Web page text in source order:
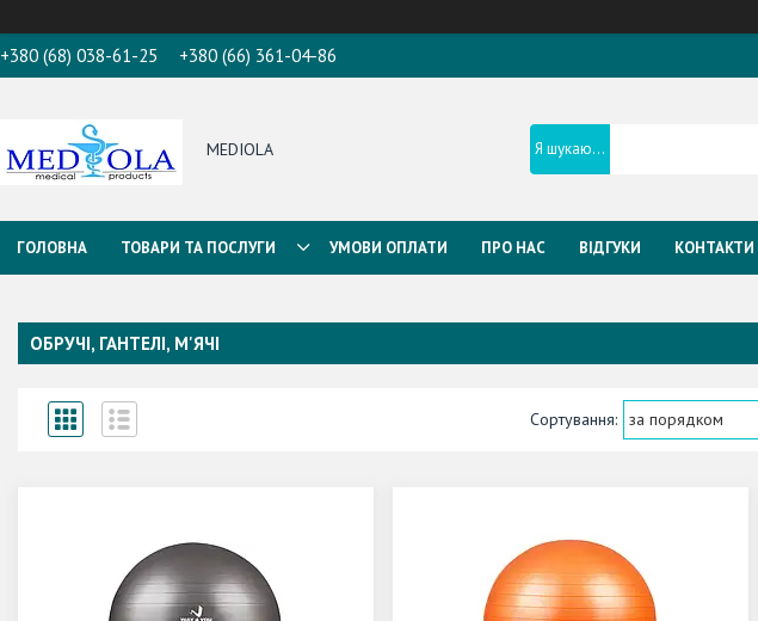
+380 (68) 038-61-25 +380 (66) 361-04-86
MEDIOLA
ГОЛОВНА ТОВАРИ ТА ПОСЛУГИ УМОВИ ОПЛАТИ ПРО НАС ВІДГУКИ КОНТАКТИ
ОБРУЧІ, ГАНТЕЛІ, М'ЯЧІ